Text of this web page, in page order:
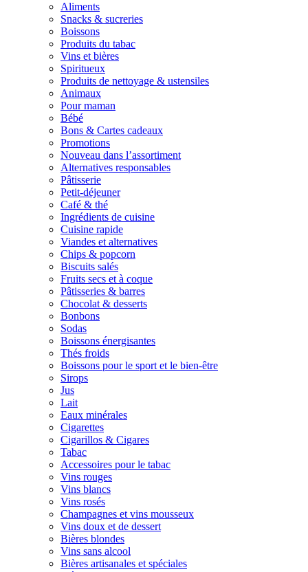
Aliments
Snacks & sucreries
Boissons
Produits du tabac
Vins et bières
Spiritueux
Produits de nettoyage & ustensiles
Animaux
Pour maman
Bébé
Bons & Cartes cadeaux
Promotions
Nouveau dans l’assortiment
Alternatives responsables
Pâtisserie
Petit-déjeuner
Café & thé
Ingrédients de cuisine
Cuisine rapide
Viandes et alternatives
Chips & popcorn
Biscuits salés
Fruits secs et à coque
Pâtisseries & barres
Chocolat & desserts
Bonbons
Sodas
Boissons énergisantes
Thés froids
Boissons pour le sport et le bien-être
Sirops
Jus
Lait
Eaux minérales
Cigarettes
Cigarillos & Cigares
Tabac
Accessoires pour le tabac
Vins rouges
Vins blancs
Vins rosés
Champagnes et vins mousseux
Vins doux et de dessert
Bières blondes
Vins sans alcool
Bières artisanales et spéciales